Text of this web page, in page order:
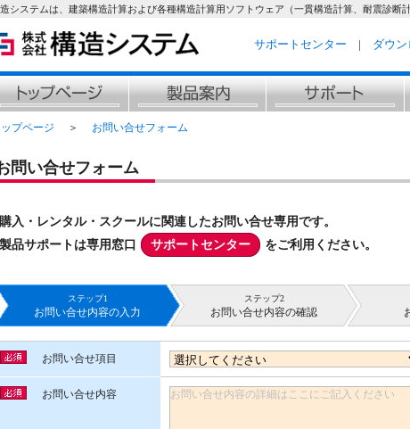
システムは、建築構造計算および各種構造計算用ソフトウェア（一貫構造計算、耐震診断
サポートセンター | ダウン
ップページ ＞ お問い合せフォーム
問い合せフォーム
購入・レンタル・スクールに関連したお問い合せ専用です。
製品サポートは専用窓口
サポートセンター をご利用ください。
ステップ1
お問い合せ内容の入力
ステップ2
お問い合せ内容の確認
お問い合せ項目
お問い合せ内容